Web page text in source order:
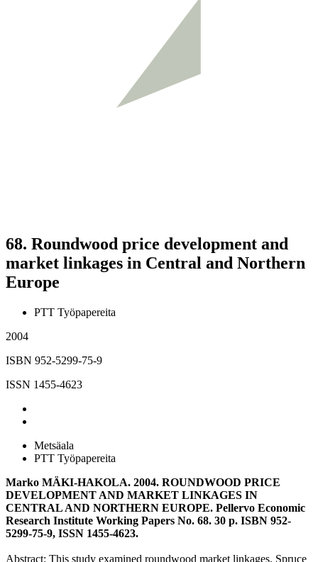
68. Roundwood price development and
market linkages in Central and Northern
Europe
PTT Työpapereita
2004
ISBN 952-5299-75-9
ISSN 1455-4623
Metsäala
PTT Työpapereita
Marko MÄKI-HAKOLA. 2004. ROUNDWOOD PRICE
DEVELOPMENT AND MARKET LINKAGES IN
CENTRAL AND NORTHERN EUROPE. Pellervo Economic
Research Institute Working Papers No. 68. 30 p. ISBN 952-
5299-75-9, ISSN 1455-4623.
Abstract: This study examined roundwood market linkages. Spruce